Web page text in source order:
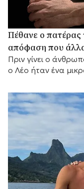
Πέθανε ο πατέρας
απόφαση που
Πριν γίνει ο
ο Λέο ήταν ένα
κυνηγήσει μαζί του